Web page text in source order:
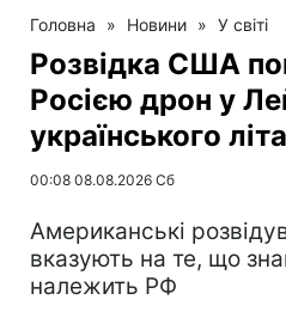
Головна » Новини » У світі
Розвідка США
Росією дрон у
українського
00:08 08.08.2026 Сб
Американські
вказують на те, що
належить РФ